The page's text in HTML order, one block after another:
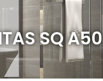
SQ A50